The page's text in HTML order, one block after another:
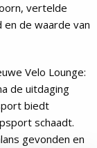
vertelde
de waarde van
Velo Lounge:
de uitdaging
biedt
schaadt.
gevonden en